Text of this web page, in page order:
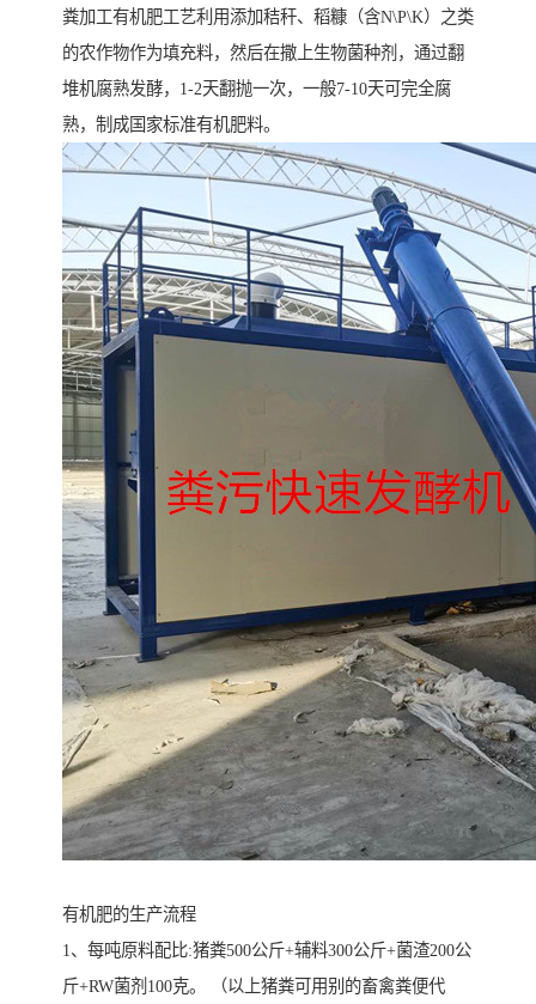
粪加工有机肥工艺利用添加秸秆、稻糠（含N\P\K）之类
的农作物作为填充料，然后在撒上生物菌种剂，通过翻
堆机腐熟发酵，1-2天翻抛一次，一般7-10天可完全腐
熟，制成国家标准有机肥料。
有机肥的生产流程
1、每吨原料配比:猪粪500公斤+辅料300公斤+菌渣200公
斤+RW菌剂100克。 （以上猪粪可用别的畜禽粪便代